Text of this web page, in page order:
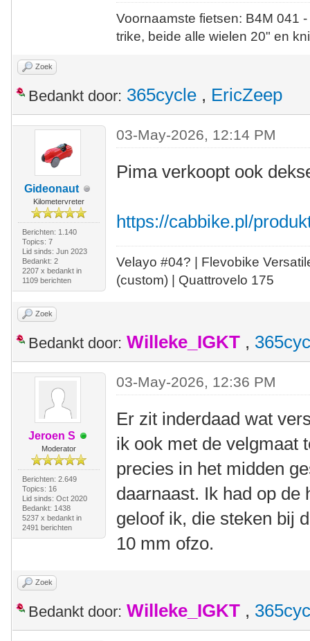
Voornaamste fietsen: B4M
trike, beide alle wielen 20" en
Zoek
Bedankt door: 365cycle , EricZeep
Gideonaut
Kilometervreter
Berichten: 1.140
Topics: 7
Lid sinds: Jun 2023
Bedankt: 2
2207 x bedankt in
1109 berichten
03-May-2026, 12:14 PM
Pima verkoopt ook
https://cabbike.pl/
Velayo #04? | Flevobike
(custom) | Quattrovelo 175
Zoek
Bedankt door: Willeke_IGKT ,
Jeroen S
Moderator
Berichten: 2.649
Topics: 16
Lid sinds: Oct 2020
Bedankt: 1438
5237 x bedankt in
2491 berichten
03-May-2026, 12:36 PM
Er zit inderdaad wat
ik ook met de velgmaat
precies in het midden
daarnaast. Ik had op de
geloof ik, die steken bij
10 mm ofzo.
Zoek
Bedankt door: Willeke_IGKT ,